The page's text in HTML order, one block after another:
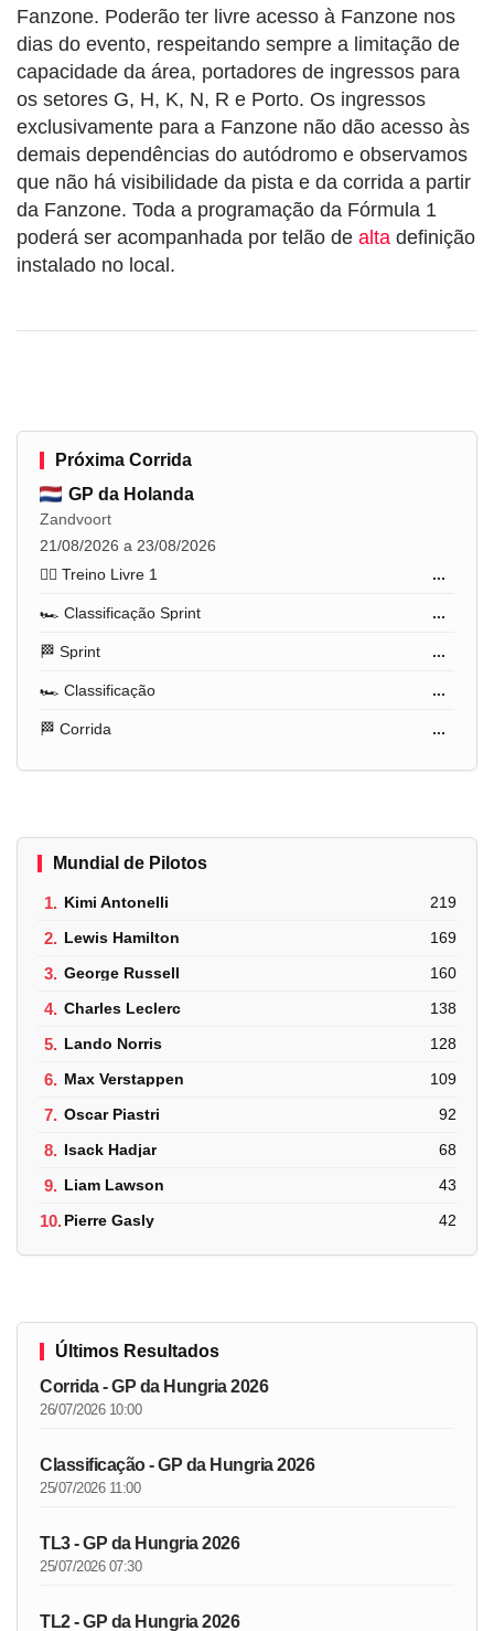
Fanzone. Poderão ter livre acesso à Fanzone nos
dias do evento, respeitando sempre a limitação de
capacidade da área, portadores de ingressos para
os setores G, H, K, N, R e Porto. Os ingressos
exclusivamente para a Fanzone não dão acesso às
demais dependências do autódromo e observamos
que não há visibilidade da pista e da corrida a partir
da Fanzone. Toda a programação da Fórmula 1
poderá ser acompanhada por telão de alta definição
instalado no local.
Próxima Corrida
GP da Holanda
Zandvoort
21/08/2026 a 23/08/2026
🏋️‍♂️ Treino Livre 1
...
🏎️ Classificação Sprint ...
🏁 Sprint ...
🏎️ Classificação ...
🏁 Corrida ...
Mundial de Pilotos
1. Kimi Antonelli 219
2. Lewis Hamilton 169
3. George Russell 160
4. Charles Leclerc 138
5. Lando Norris 128
6. Max Verstappen 109
7. Oscar Piastri 92
8. Isack Hadjar 68
9. Liam Lawson 43
10.Pierre Gasly 42
Últimos Resultados
Corrida - GP da Hungria 2026
26/07/2026 10:00
Classificação - GP da Hungria 2026
25/07/2026 11:00
TL3 - GP da Hungria 2026
25/07/2026 07:30
TL2 - GP da Hungria 2026